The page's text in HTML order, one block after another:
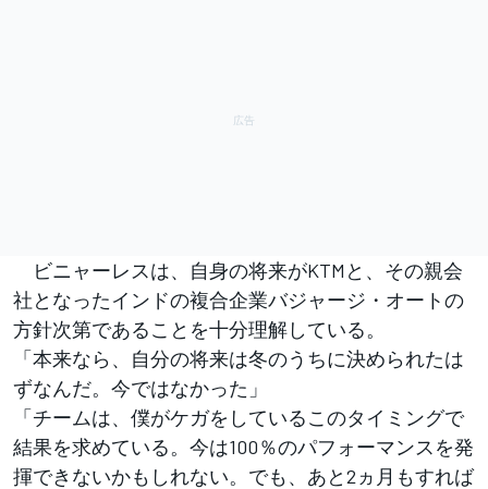
ビニャーレスは、自身の将来がKTMと、その親会
社となったインドの複合企業バジャージ・オートの
方針次第であることを十分理解している。
「本来なら、自分の将来は冬のうちに決められたは
ずなんだ。今ではなかった」
「チームは、僕がケガをしているこのタイミングで
結果を求めている。今は100％のパフォーマンスを発
揮できないかもしれない。でも、あと2ヵ月もすれば